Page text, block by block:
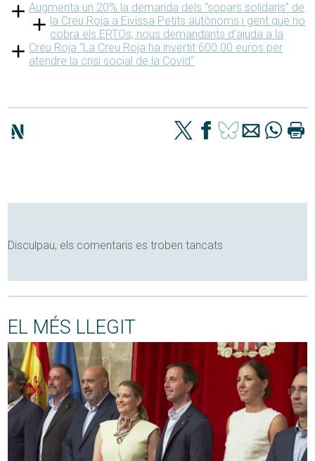
Augmenta un 20% la demanda dels “sopars solidaris” de
la Creu Roja a Eivissa Petits autònoms i gent que no
cobra els ERTOs, nous demandants d’ajuda a la
Creu Roja “La Creu Roja ha invertit 600.00 euros per
atendre la crisi social de la Covid”
Disculpau, els comentaris es troben tancats
EL MÉS LLEGIT